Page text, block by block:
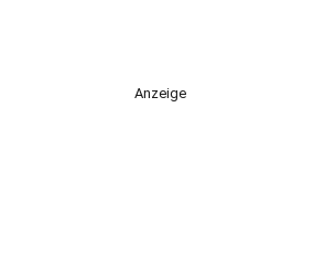
Anzeige